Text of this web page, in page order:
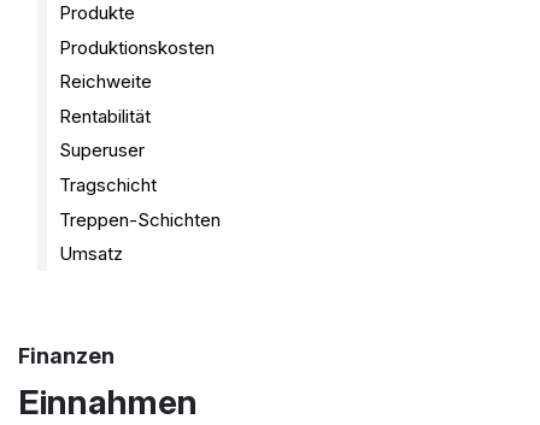
Produkte
Produktionskosten
Reichweite
Rentabilität
Superuser
Tragschicht
Treppen-Schichten
Umsatz
Finanzen
Einnahmen